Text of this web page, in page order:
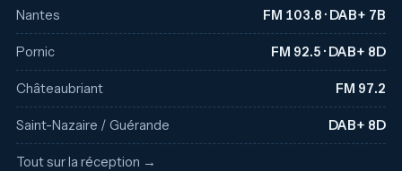
Nantes FM 103.8 · DAB+ 7B
Pornic FM 92.5 · DAB+ 8D
Châteaubriant FM 97.2
Saint-Nazaire / Guérande DAB+ 8D
Tout sur la réception →